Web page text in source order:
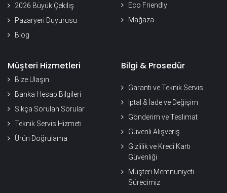
2026 Büyük Çekiliş
Pazaryeri Duyurusu
Blog
Eco Friendly
Mağaza
Müşteri Hizmetleri
Bize Ulaşın
Banka Hesap Bilgileri
Sıkça Sorulan Sorular
Teknik Servis Hizmeti
Ürün Doğrulama
Bilgi & Prosedür
Garanti ve Teknik Servis
İptal & İade ve Değişim
Gönderim ve Teslimat
Güvenli Alışveriş
Gizlilik ve Kredi Kartı
Güvenliği
Müşteri Memnuniyeti
Sürecimiz